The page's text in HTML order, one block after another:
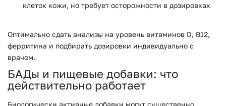
клеток кожи, но требует осторожности в дозировках
Оптимально сдать анализы на уровень витаминов D, B12,
ферритина и подбирать дозировки индивидуально с
врачом.
БАДы и пищевые добавки: что
действительно работает
Биологически активные добавки могут существенно